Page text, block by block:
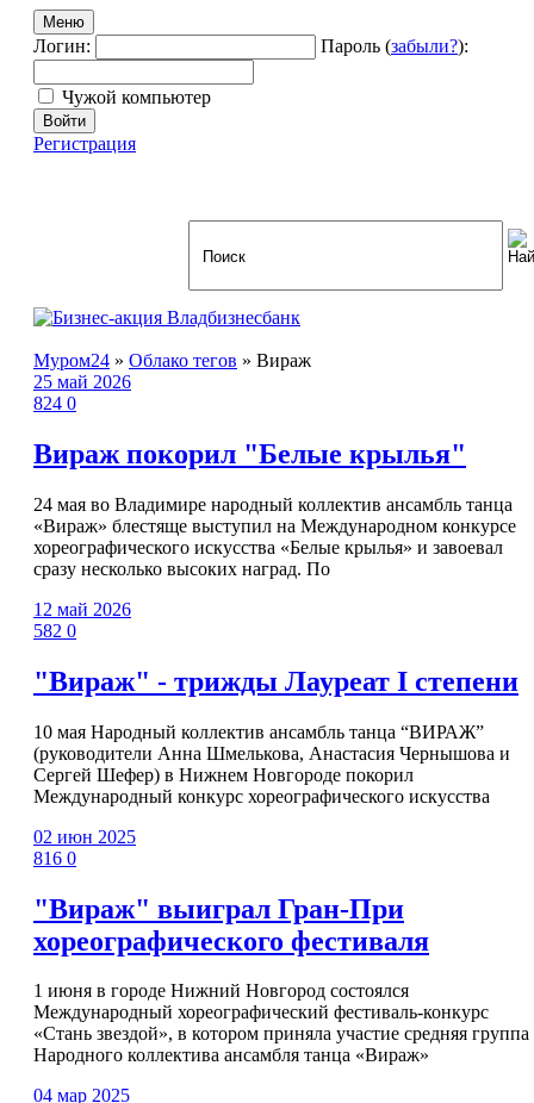
Меню
Логин: Пароль (забыли?):
Чужой компьютер
Войти
Регистрация
Муром24 » Облако тегов » Вираж
25 май 2026
824 0
Вираж покорил "Белые крылья"
24 мая во Владимире народный коллектив ансамбль танца
«Вираж» блестяще выступил на Международном конкурсе
хореографического искусства «Белые крылья» и завоевал
сразу несколько высоких наград. По
12 май 2026
582 0
"Вираж" - трижды Лауреат I степени
10 мая Народный коллектив ансамбль танца “ВИРАЖ”
(руководители Анна Шмелькова, Анастасия Чернышова и
Сергей Шефер) в Нижнем Новгороде покорил
Международный конкурс хореографического искусства
02 июн 2025
816 0
"Вираж" выиграл Гран-При
хореографического фестиваля
1 июня в городе Нижний Новгород состоялся
Международный хореографический фестиваль-конкурс
«Стань звездой», в котором приняла участие средняя группа
Народного коллектива ансамбля танца «Вираж»
04 мар 2025